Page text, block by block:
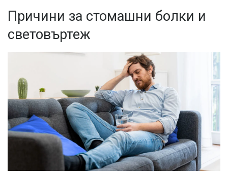
Причини за стомашни болки и
световъртеж